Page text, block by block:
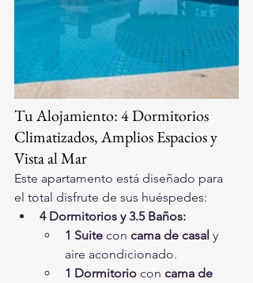
Tu Alojamiento: 4 Dormitorios
Climatizados, Amplios Espacios y
Vista al Mar
Este apartamento está diseñado para
el total disfrute de sus huéspedes:
4 Dormitorios y 3.5 Baños:
1 Suite con cama de casal y
aire acondicionado.
1 Dormitorio con cama de